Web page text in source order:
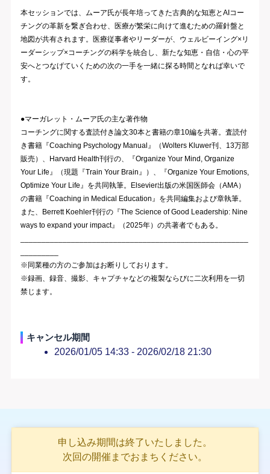
本セッションでは、ムーア氏が長年培ってきた古典的な知恵とAIコー
チングの革新を繋ぎ合わせ、医療が繁栄に向けて進むための羅針盤と
地図が共有されます。医療従事者やリーダーが、ウェルビーイング×リ
ーダーシップ×コーチングの科学を統合し、新たな知恵・自信・心の平
安へとつなげていくための次の一手を一緒に探る時間となれば幸いで
す。
●マーガレット・ムーア氏の主な著作物
コーチングに関する査読付き論文30本と書籍の章10編を共著。査読付
き書籍『Coaching Psychology Manual』（Wolters Kluwer刊、13万部
販売）、Harvard Health刊行の、『Organize Your Mind, Organize
Your Life』（現題『Train Your Brain』）、『Organize Your Emotions,
Optimize Your Life』を共同執筆。Elsevier出版の米国医師会（AMA）
の書籍『Coaching in Medical Education』を共同編集および章執筆。
また、Berrett Koehler刊行の『The Science of Good Leadership: Nine
ways to expand your impact』（2025年）の共著者でもある。
※同業種の方のご参加はお断りしております。
※録画、録音、撮影、キャプチャなどの複製ならびに二次利用を一切
禁じます。
キャンセル期間
2026/01/05 14:33 - 2026/02/18 21:30
申し込み期間は終了いたしました。
次回の開催までおまちください。